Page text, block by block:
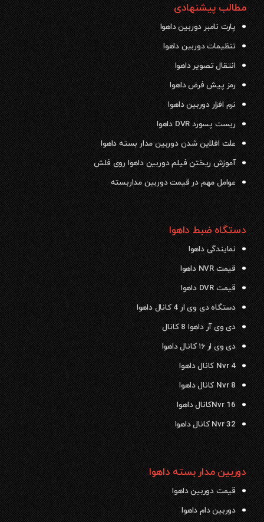
مطالب پیشنهادی
پارت نامبر دوربین داهوا
تنظیمات دوربین داهوا
انتقال تصویر داهوا
رمز پیش فرض داهوا
نرم افزار دوربین داهوا
ریست پسورد DVR داهوا
علت افلاین شدن دوربین مدار بسته داهوا
آموزش ریختن فیلم دوربین داهوا روی فلش
عوامل مهم در قیمت دوربین مداربسته
دستگاه ضبط داهوا
نمایندگی داهوا
قیمت NVR داهوا
قیمت DVR داهوا
دستگاه دی وی ار 4 کانال داهوا
دی وی آر داهوا 8 کانال
دی وی ار ۱۶ کانال داهوا
Nvr 4 کانال داهوا
Nvr 8 کانال داهوا
Nvr 16کانال داهوا
Nvr 32 کانال داهوا
دوربین مدار بسته داهوا
قیمت دوربین داهوا
دوربین دام داهوا